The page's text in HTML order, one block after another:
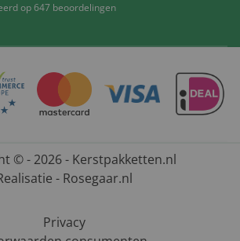
op 647 beoordelingen
© - 2026 - Kerstpakketten.nl
- Rosegaar.nl
Privacy